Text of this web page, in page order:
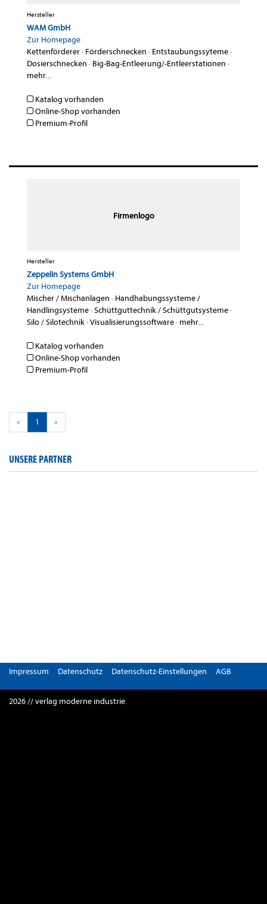
Hersteller
WAM GmbH
Zur Homepage
Kettenförderer· Förderschnecken · Entstaubungssyteme·
Dosierschnecken · Big-Bag-Entleerung/-Entleerstationen ·
mehr...
Katalog vorhanden
Online-Shop vorhanden
Premium-Profil
Firmenlogo
Hersteller
Zeppelin Systems GmbH
Zur Homepage
Mischer / Mischanlagen · Handhabungssysteme /
Handlingsysteme·Schüttguttechnik / Schüttgutsysteme·
Silo / Silotechnik·Visualisierungssoftware· mehr...
Katalog vorhanden
Online-Shop vorhanden
Premium-Profil
« 1 »
UNSERE PARTNER
Impressum Datenschutz Datenschutz-Einstellungen AGB
2026 // verlag moderne industrie